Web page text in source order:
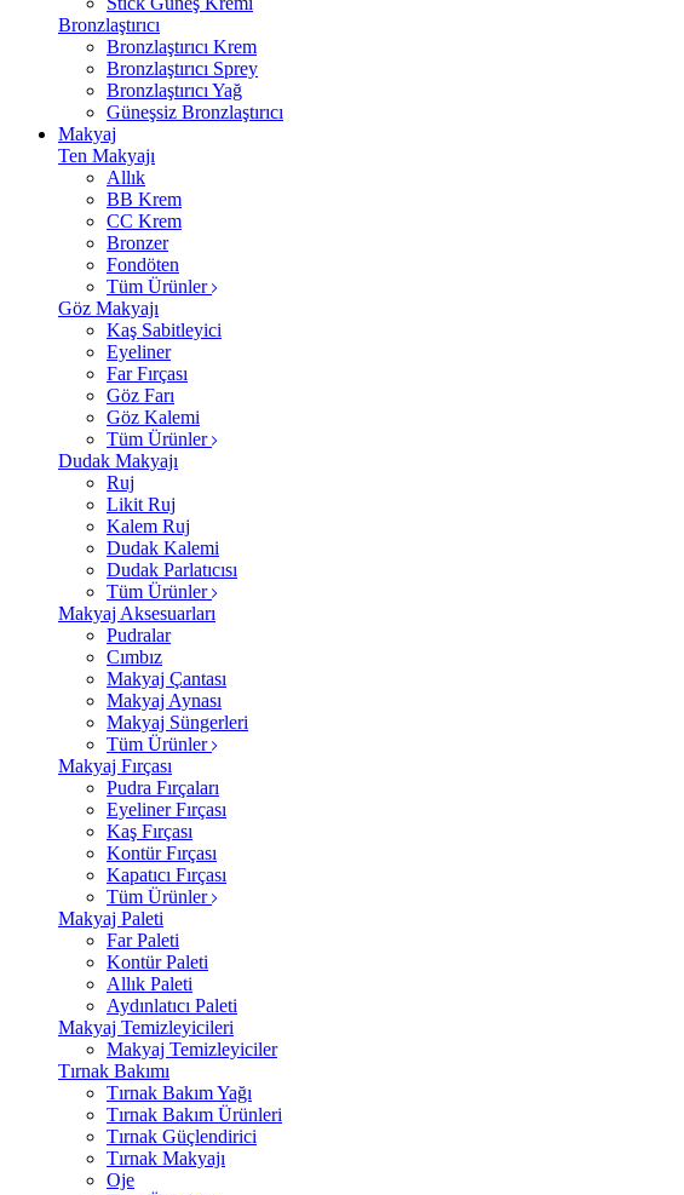
Bronzlaştırıcı
Bronzlaştırıcı Krem
Bronzlaştırıcı Sprey
Bronzlaştırıcı Yağ
Güneşsiz Bronzlaştırıcı
Makyaj
Ten Makyajı
Allık
BB Krem
CC Krem
Bronzer
Fondöten
Tüm Ürünler
Göz Makyajı
Kaş Sabitleyici
Eyeliner
Far Fırçası
Göz Farı
Göz Kalemi
Tüm Ürünler
Dudak Makyajı
Ruj
Likit Ruj
Kalem Ruj
Dudak Kalemi
Dudak Parlatıcısı
Tüm Ürünler
Makyaj Aksesuarları
Pudralar
Cımbız
Makyaj Çantası
Makyaj Aynası
Makyaj Süngerleri
Tüm Ürünler
Makyaj Fırçası
Pudra Fırçaları
Eyeliner Fırçası
Kaş Fırçası
Kontür Fırçası
Kapatıcı Fırçası
Tüm Ürünler
Makyaj Paleti
Far Paleti
Kontür Paleti
Allık Paleti
Aydınlatıcı Paleti
Makyaj Temizleyicileri
Makyaj Temizleyiciler
Tırnak Bakımı
Tırnak Bakım Yağı
Tırnak Bakım Ürünleri
Tırnak Güçlendirici
Tırnak Makyajı
Oje